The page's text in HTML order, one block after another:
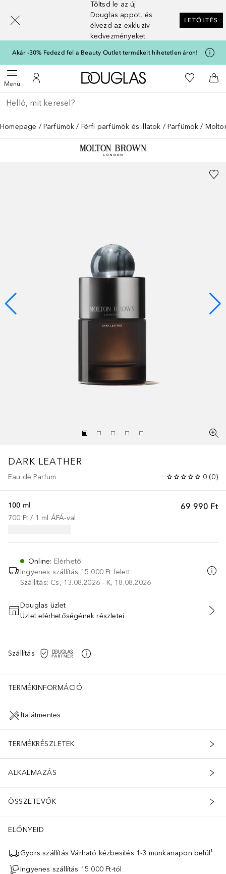
Töltsd le az új
Douglas appot, és
élvezd az exkluzív
kedvezményeket.
LETÖLTÉS
Akár -30% Fedezd fel a Beauty Outlet termékeit hihetetlen áron!
MenüMenü megnyitása
A fiókomhoz
A Douglas Főoldalra
A
Menj vissza
Keresés végrehajtása
Homepage Parfümök Férfi parfümök és illatok Parfümök
DARK LEATHER
Eau de Parfum 0 (0)
69 990 Ft
100 ml
700 Ft / 1 ml ÁFÁ-val
Online: Elérhető
Ingyenes szállítás 15 000 Ft felett
Szállítás: Cs, 13.08.2026 - K, 18.08.2026
KOSÁRBA HELYEZÉS
Douglas üzlet
Üzlet elérhetőségének részletei
Szállítás
TERMÉKINFORMÁCIÓ
ftalátmentes
TERMÉKRÉSZLETEK
ALKALMAZÁS
ÖSSZETEVŐK
ELŐNYEID
Gyors szállítás Várható kézbesítés 1-3 munkanapon belül¹
Ingyenes szállítás 15 000 Ft-tól
[navigation.slideout.screenreader]